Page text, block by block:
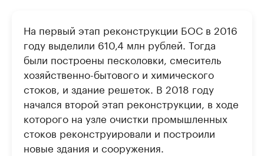
На первый этап реконструкции БОС в 2016
году выделили 610,4 млн рублей. Тогда
были построены песколовки, смеситель
хозяйственно-бытового и химического
стоков, и здание решеток. В 2018 году
начался второй этап реконструкции, в ходе
которого на узле очистки промышленных
стоков реконструировали и построили
новые здания и сооружения.